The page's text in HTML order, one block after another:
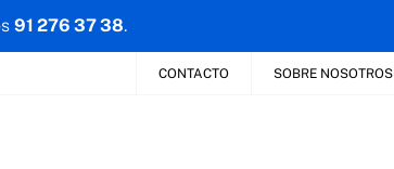
91 276 37 38.
CONTACTO SOBRE NOSOTROS